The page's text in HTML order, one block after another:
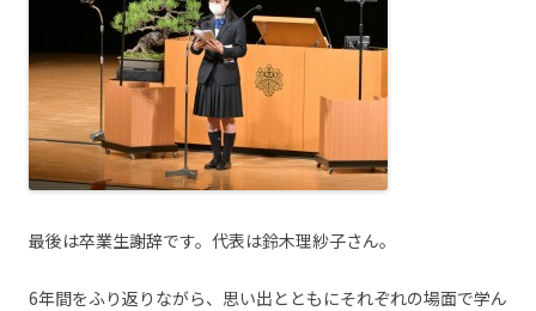
最後は卒業生謝辞です。代表は鈴木理紗子さん。
6年間をふり返りながら、思い出とともにそれぞれの場面で学ん